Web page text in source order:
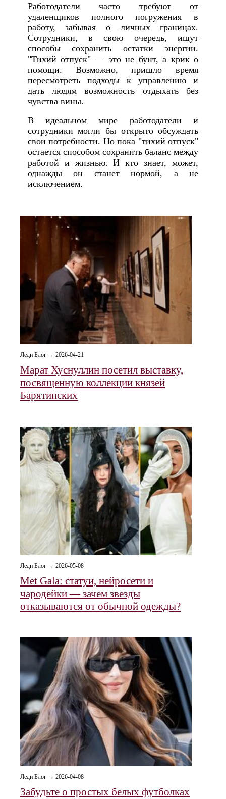
Работодатели часто требуют от
удаленщиков полного погружения в
работу, забывая о личных границах.
Сотрудники, в свою очередь, ищут
способы сохранить остатки энергии.
"Тихий отпуск" — это не бунт, а крик о
помощи. Возможно, пришло время
пересмотреть подходы к управлению и
дать людям возможность отдыхать без
чувства вины.
В идеальном мире работодатели и
сотрудники могли бы открыто обсуждать
свои потребности. Но пока "тихий отпуск"
остается способом сохранить баланс между
работой и жизнью. И кто знает, может,
однажды он станет нормой, а не
исключением.
Леди Блог → 2026-04-21
Марат Хуснуллин посетил выставку,
посвященную коллекции князей
Барятинских
Леди Блог → 2026-05-08
Met Gala: статуи, нейросети и
чародейки — зачем звезды
отказываются от обычной одежды?
Леди Блог → 2026-04-08
Забудьте о простых белых футболках